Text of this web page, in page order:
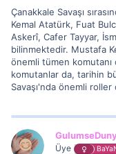
Çanakkale Savaşı
Kemal Atatürk, Fuat
Askerî, Cafer Tayyar,
bilinmektedir. Mustafa
önemli tümen
komutanlar da, tarihin
Savaşı'nda önemli roller
Üye